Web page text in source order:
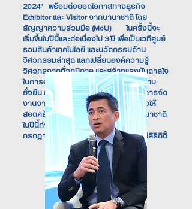
2024” พร้อมต่อยอดโอกาสทางธุรกิจ
Exhibitor และ Visitor จากนานาชาติ โดย
สัญญาความร่วมมือ (MoU) ในครั้งนี้จะ
เริ่มขึ้นในปีนี้และต่อเนื่องไป 3 ปี เพื่อเป็นเวทีศูนย์
รวมสินค้าเทคโนโลยี และนวัตกรรมด้าน
วิศวกรรมล่าสุด แลกเปลี่ยนองค์ความรู้
วิศวกรจากทั่วภูมิภาค และสร้างแรงบันดาลใจ
ในการออกแบบวิศวกรรมที่คำนึงถึงความ
ยั่งยืน // โดยมีการปรับเปลี่ยนช่วงเวลาการจัด
งานจากปลายปี เป็นเดือนกรกฎาคม เพื่อให้
สอดคล้องกับปฏิทินงานแสดงสินค้านานาชาติ
ในปีนี้กำหนดจัดขึ้นระหว่างวันที่ 24–26
กรกฎาคมนี้ ณ ศูนย์การประชุมแห่งชาติสิริกิติ์